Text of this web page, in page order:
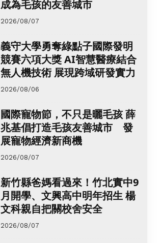
成為毛孩的友善城市
2026/08/07
義守大學勇奪綠點子國際發明
競賽六項大獎 AI智慧醫療結合
無人機技術 展現跨域研發實力
2026/08/06
國際寵物節，不只是曬毛孩 薛
兆基倡打造毛孩友善城市 發
展寵物經濟新商機
2026/08/07
新竹縣爸媽看過來！竹北實中9
月開學、文興高中明年招生 楊
文科親自把關校舍安全
2026/08/07